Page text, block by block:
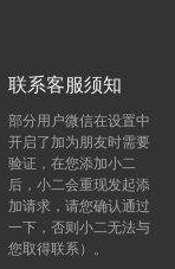
联系客服须知
部分用户微信在设置中
开启了加为朋友时需要
验证，在您添加小二
后，小二会重现发起添
加请求，请您确认通过
一下，否则小二无法与
您取得联系）。